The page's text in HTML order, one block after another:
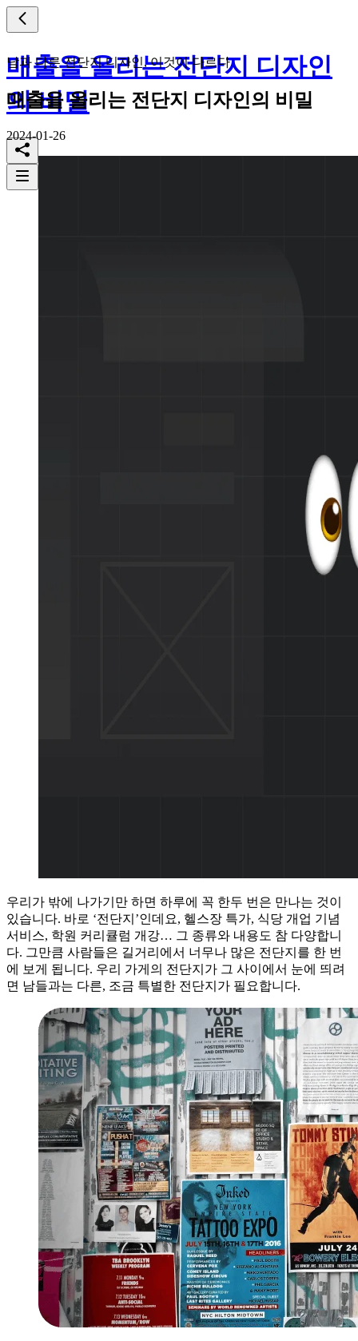
매출을 올리는 전단지 디자인
의 비밀
남과 다른 전단지 디자인, 이것이 다르다
매출을 올리는 전단지 디자인의 비밀
2024-01-26
우리가 밖에 나가기만 하면 하루에 꼭 한두 번은 만나는 것이
있습니다. 바로 ‘전단지’인데요, 헬스장 특가, 식당 개업 기념
서비스, 학원 커리큘럼 개강… 그 종류와 내용도 참 다양합니
다. 그만큼 사람들은 길거리에서 너무나 많은 전단지를 한 번
에 보게 됩니다. 우리 가게의 전단지가 그 사이에서 눈에 띄려
면 남들과는 다른, 조금 특별한 전단지가 필요합니다.